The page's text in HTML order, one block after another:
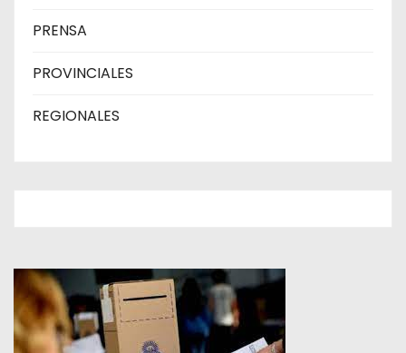
PRENSA
PROVINCIALES
REGIONALES